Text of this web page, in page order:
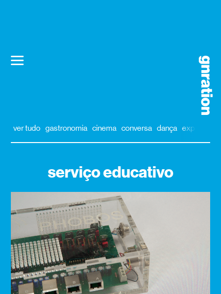
ver tudo gastronomia cinema conversa dança exposição
serviço educativo